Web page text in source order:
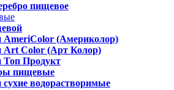
пищевое
AmeriColor (Америколор)
Art Color (Арт Колор)
Топ Продукт
пищевые
сухие водорастворимые